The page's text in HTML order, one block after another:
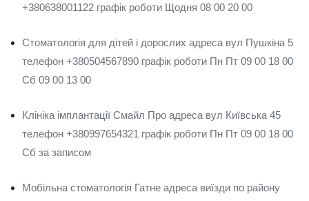
+380638001122 графік роботи Щодня 08 00 20 00
Стоматологія для дітей і дорослих адреса вул Пушкіна 5
телефон +380504567890 графік роботи Пн Пт 09 00 18 00
Сб 09 00 13 00
Клініка імплантації Смайл Про адреса вул Київська 45
телефон +380997654321 графік роботи Пн Пт 09 00 18 00
Сб за записом
Мобільна стоматологія Гатне адреса виїзди по району